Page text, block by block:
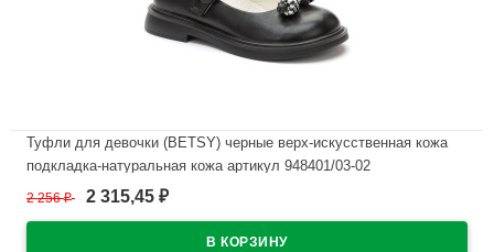
Туфли для девочки (BETSY) черные верх-искусственная кожа
подкладка-натуральная кожа артикул 948401/03-02
В наличии
2 256₽ 2 315,45 ₽